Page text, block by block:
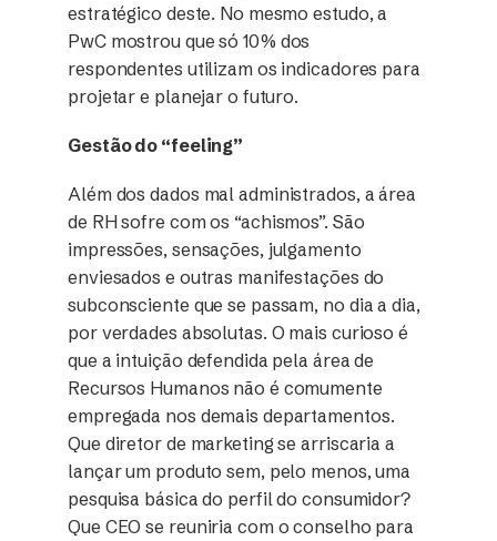
estratégico deste. No mesmo estudo, a
PwC mostrou que só 10% dos
respondentes utilizam os indicadores para
projetar e planejar o futuro.
Gestão do “feeling”
Além dos dados mal administrados, a área
de RH sofre com os “achismos”. São
impressões, sensações, julgamento
enviesados e outras manifestações do
subconsciente que se passam, no dia a dia,
por verdades absolutas. O mais curioso é
que a intuição defendida pela área de
Recursos Humanos não é comumente
empregada nos demais departamentos.
Que diretor de marketing se arriscaria a
lançar um produto sem, pelo menos, uma
pesquisa básica do perfil do consumidor?
Que CEO se reuniria com o conselho para